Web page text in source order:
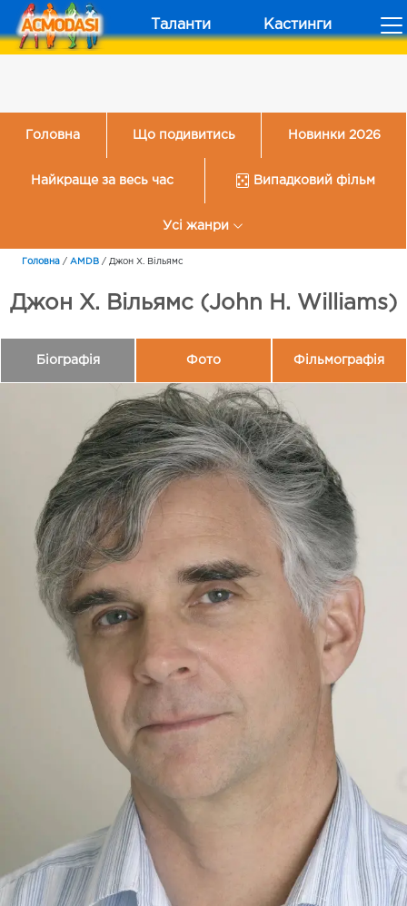
Таланти Кастинги
Головна Що подивитись Новинки 2026
Найкраще за весь час Випадковий фільм
Усі жанри
Головна / AMDB / Джон Х. Вільямс
Джон Х. Вільямс (John H. Williams)
Біографія Фото Фільмографія